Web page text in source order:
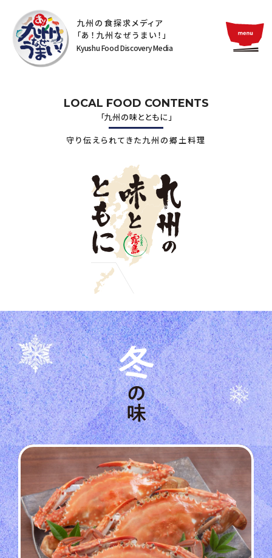
九州の食探求メディア
「あ！九州なぜうまい！」
Kyushu Food Discovery Media
LOCAL FOOD CONTENTS
「九州の味とともに」
守り伝えられてきた九州の郷土料理